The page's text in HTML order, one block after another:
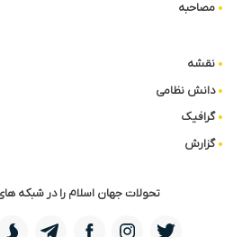
مصاحبه
نقشه
دانش نظامی
گرافیک
گزارش
تحولات جهان اسلام را در شبکه